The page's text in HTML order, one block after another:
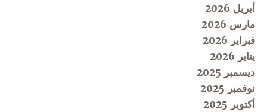
أبريل 2026
مارس 2026
فبراير 2026
يناير 2026
ديسمبر 2025
نوفمبر 2025
أكتوبر 2025